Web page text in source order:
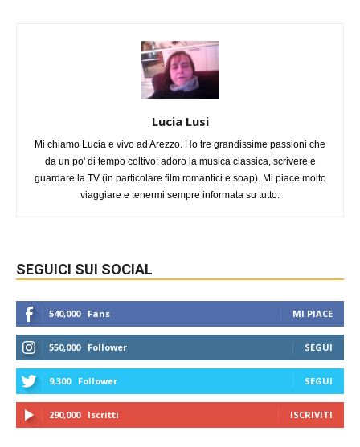
Lucia Lusi
Mi chiamo Lucia e vivo ad Arezzo. Ho tre grandissime passioni che
da un po' di tempo coltivo: adoro la musica classica, scrivere e
guardare la TV (in particolare film romantici e soap). Mi piace molto
viaggiare e tenermi sempre informata su tutto.
SEGUICI SUI SOCIAL
540,000 Fans MI PIACE
550,000 Follower SEGUI
9,300 Follower SEGUI
290,000 Iscritti ISCRIVITI